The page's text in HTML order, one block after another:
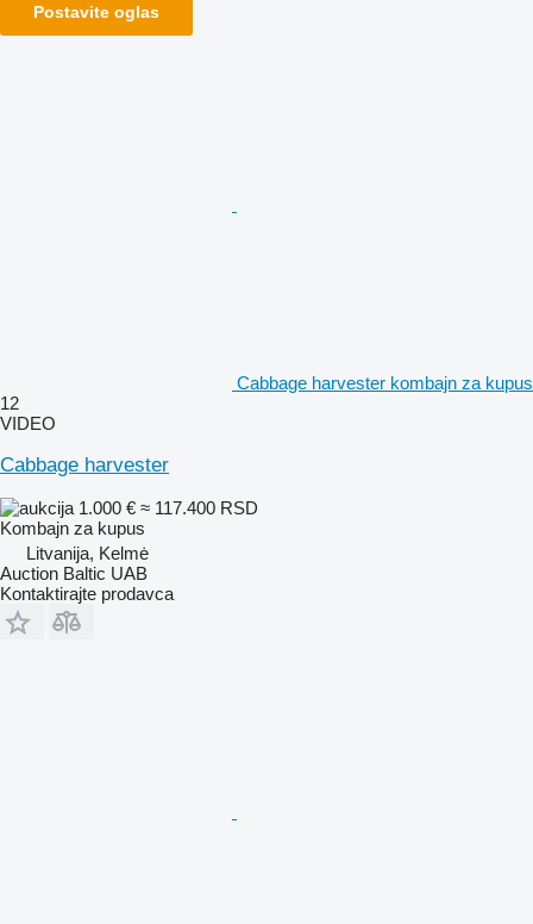
Postavite oglas
Cabbage harvester kombajn za kupus
12
VIDEO
Cabbage harvester
1.000 € ≈ 117.400 RSD
Kombajn za kupus
Litvanija, Kelmė
Auction Baltic UAB
Kontaktirajte prodavca